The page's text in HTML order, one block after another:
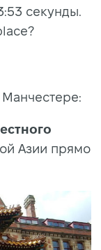
секунды.
Манчестере:
Азии прямо